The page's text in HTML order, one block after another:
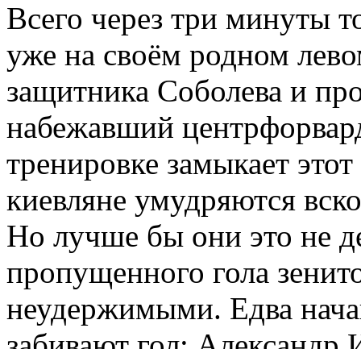
Всего через три минуты
уже на своём родном
защитника Соболева и
набежавший
тренировке замыкает
киевляне умудряются
Но лучше бы они это не
пропущенного гола
неудержимыми. Едва